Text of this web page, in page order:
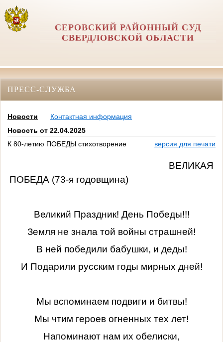
СЕРОВСКИЙ РАЙОННЫЙ СУД
СВЕРДЛОВСКОЙ ОБЛАСТИ
ПРЕСС-СЛУЖБА
Новости
Контактная информация
Новость от 22.04.2025
К 80-летию ПОБЕДЫ стихотворение
версия для печати
ВЕЛИКАЯ
ПОБЕДА (73-я годовщина)
Великий Праздник! День Победы!!!
Земля не знала той войны страшней!
В ней победили бабушки, и деды!
И Подарили русским годы мирных дней!
Мы вспоминаем подвиги и битвы!
Мы чтим героев огненных тех лет!
Напоминают нам их обелиски,